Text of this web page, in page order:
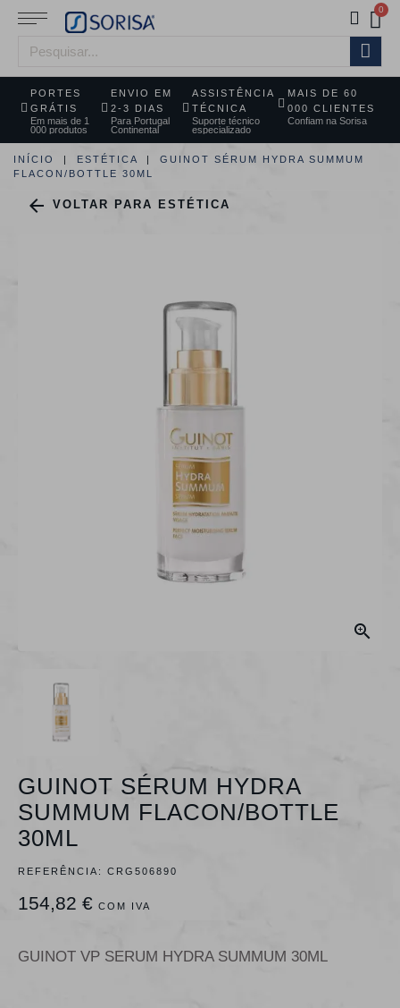
PORTES
GRÁTIS
Em mais de 1
000 produtos
ENVIO EM
2-3 DIAS
Para Portugal
Continental
ASSISTÊNCIA
TÉCNICA
Suporte técnico
especializado
MAIS DE 60
000 CLIENTES
Confiam na Sorisa
INÍCIO ESTÉTICA
GUINOT SÉRUM HYDRA SUMMUM
FLACON/BOTTLE 30ML
 VOLTAR PARA ESTÉTICA

GUINOT SÉRUM HYDRA
SUMMUM FLACON/BOTTLE
30ML
REFERÊNCIA: CRG506890
154,82 € COM IVA
GUINOT VP SERUM HYDRA SUMMUM 30ML